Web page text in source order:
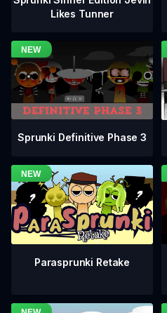
Likes Tunner
Sprunki Definitive Phase 3
Parasprunki Retake